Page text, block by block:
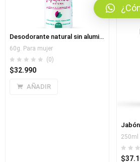
Desodorante natural sin aluminio ni parabenos dama
60g. Para mujer
(0)
$32.990
AÑADIR
250ml
$